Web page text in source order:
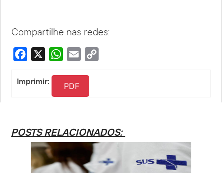
Compartilhe nas redes:
Facebook WhatsApp
Email
Imprimir: PDF
POSTS RELACIONADOS: